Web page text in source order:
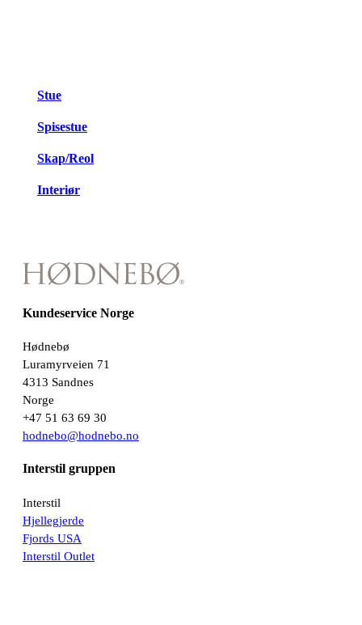
Stue
Spisestue
Skap/Reol
Interiør
Kundeservice Norge
Hødnebø
Luramyrveien 71
4313 Sandnes
Norge
+47 51 63 69 30
hodnebo@hodnebo.no
Interstil gruppen
Interstil
Hjellegjerde
Fjords USA
Interstil Outlet